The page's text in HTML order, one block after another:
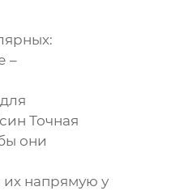
–
Точная
они
их напрямую у